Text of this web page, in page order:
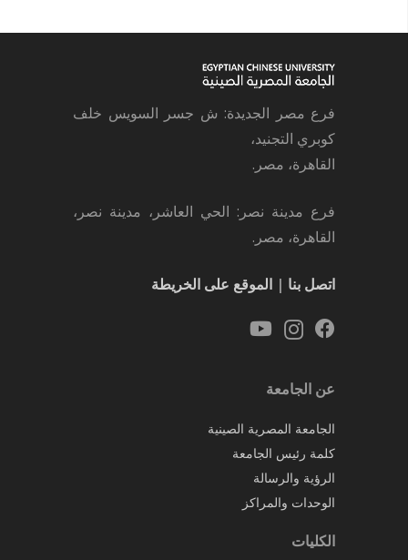
فرع مصر الجديدة: ش جسر السويس خلف
كوبري التجنيد،
القاهرة، مصر.
فرع مدينة نصر: الحي العاشر، مدينة نصر،
القاهرة، مصر.
اتصل بنا | الموقع على الخريطة
عن الجامعة
الجامعة المصرية الصينية
كلمة رئيس الجامعة
الرؤية والرسالة
الوحدات والمراكز
الكليات